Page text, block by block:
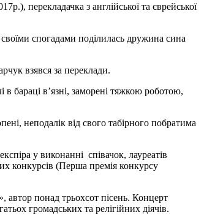
перекладачка з англійської та єврейської
спогадами поділилась дружина сина
взявся за переклади.
бараці в’язні, заморені тяжкою роботою,
неподалік від свого табірного побратима
у виконанні співачок, лауреатів
конкурсів (Перша премія конкурсу
автор понад трьохсот пісень. Концерт
громадських та релігійних діячів.